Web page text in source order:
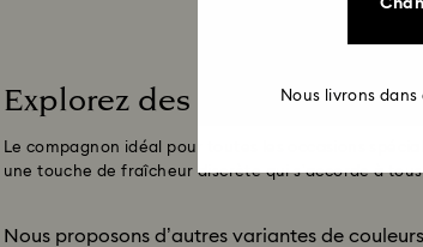
Explorez des montres
Le compagnon idéal pour toutes les occasions
une touche de fraîcheur discrète qui s’accorde à
Nous proposons d’autres variantes de
Nous livrons